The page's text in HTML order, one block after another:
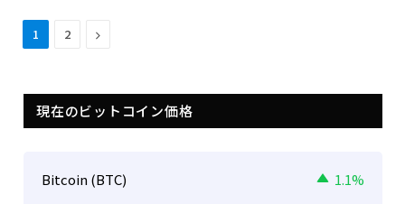
1 2 Next
現在のビットコイン価格
Bitcoin (BTC) 1.1%